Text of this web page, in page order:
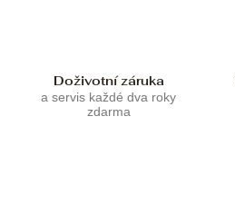
Doživotní záruka
a servis každé dva roky
zdarma